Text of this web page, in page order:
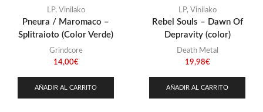
LP, Vinilako
Pneura / Maromaco –
Splitraioto (Color Verde)
Grindcore
14,00€
AÑADIR AL CARRITO
LP, Vinilako
Rebel Souls – Dawn Of
Depravity (color)
Death Metal
19,98€
AÑADIR AL CARRITO